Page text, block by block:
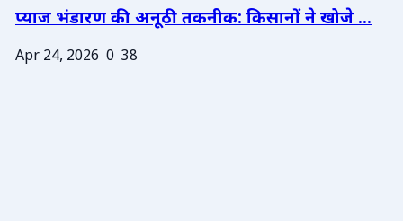
प्याज भंडारण की अनूठी तकनीक: किसानों ने खोजे ...
Apr 24, 2026 0 38